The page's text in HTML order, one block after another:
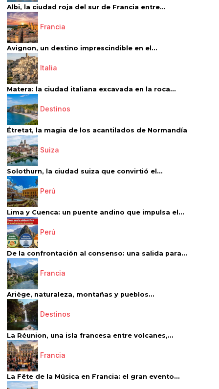
Albi, la ciudad roja del sur de Francia entre...
Francia
Avignon, un destino imprescindible en el...
Italia
Matera: la ciudad italiana excavada en la roca...
Destinos
Étretat, la magia de los acantilados de Normandía
Suiza
Solothurn, la ciudad suiza que convirtió el...
Perú
Lima y Cuenca: un puente andino que impulsa el...
Perú
De la confrontación al consenso: una salida para...
Francia
Ariège, naturaleza, montañas y pueblos...
Destinos
La Réunion, una isla francesa entre volcanes,...
Francia
La Fête de la Música en Francia: el gran evento...